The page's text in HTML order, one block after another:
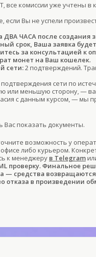
все комиссии уже учтены в
если Вы не успели
ДВА ЧАСА после создания
срок, Ваша заявка
за консультацией к
монет на Ваш кошелек.
сети:2 подтверждений.
сети по
или меньшую сторону, —
с данным курсом, — мы
показать документы.
возможность у
либо курьером.
к менеджеру в Telegram
проверку. Финальное
— средства
отказа в произведении